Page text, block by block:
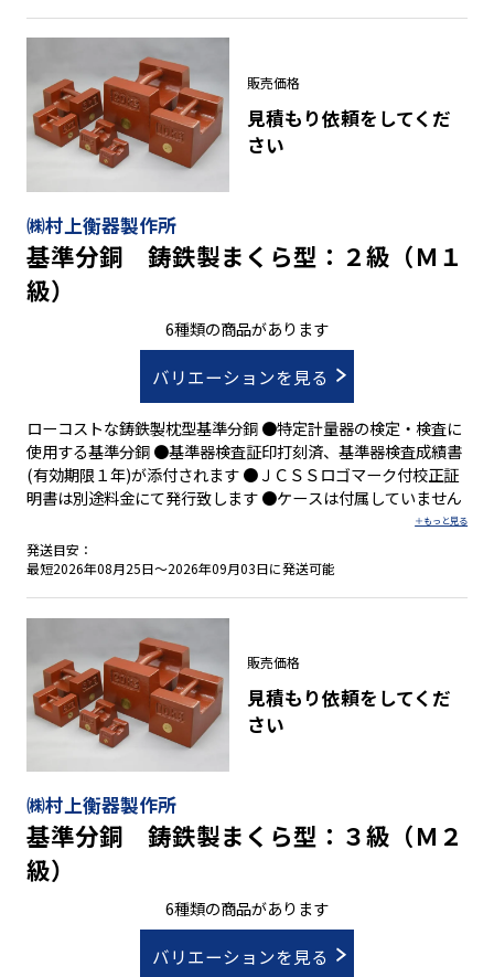
㈱村上衡器製作所
基準分銅 鋳鉄製まくら型：２級（Ｍ１
級）
6種類の商品があります
バリエーションを見る
ローコストな鋳鉄製枕型基準分銅 ●特定計量器の検定・検査に
使用する基準分銅 ●基準器検査証印打刻済、基準器検査成績書
(有効期限１年)が添付されます ●ＪＣＳＳロゴマーク付校正証
明書は別途料金にて発行致します ●ケースは付属していません
発送目安：
最短2026年08月25日～2026年09月03日に発送可能
販売価格
見積もり依頼をしてくだ
さい
㈱村上衡器製作所
基準分銅 鋳鉄製まくら型：３級（Ｍ２
級）
6種類の商品があります
バリエーションを見る
販売価格
見積もり依頼をしてくだ
さい